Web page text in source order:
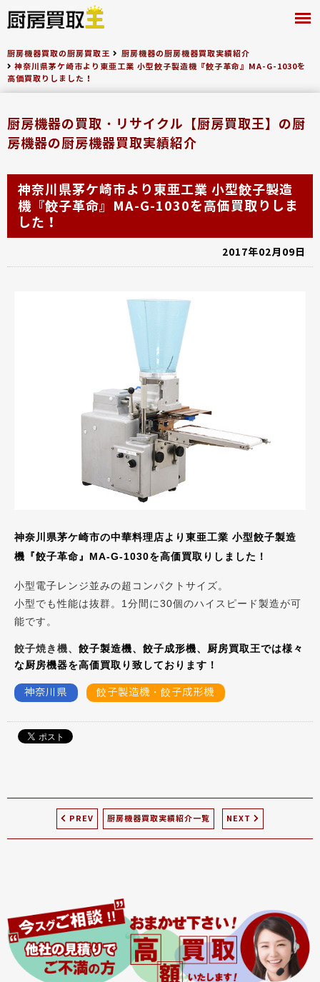
厨房機器買取の厨房買取王
厨房機器の厨房機器買取実績紹介
神奈川県茅ケ崎市より東亜工業 小型餃子製造機『餃子革命』MA-G-1030を
高価買取りしました！
厨房機器の買取・リサイクル【厨房買取王】の厨
房機器の厨房機器買取実績紹介
神奈川県茅ケ崎市より東亜工業 小型餃子製造
機『餃子革命』MA-G-1030を高価買取りしま
した！
2017年02月09日
神奈川県茅ケ崎市の中華料理店より東亜工業 小型餃子製造
機『餃子革命』MA-G-1030を高価買取りしました！
小型電子レンジ並みの超コンパクトサイズ。
小型でも性能は抜群。1分間に30個のハイスピード製造が可
能です。
餃子焼き機、 餃子製造機、餃子成形機、厨房買取王では様々
な厨房機器を高価買取り致しております！
神奈川県 餃子製造機・餃子成形機
PREV 厨房機器買取実績紹介一覧 NEXT